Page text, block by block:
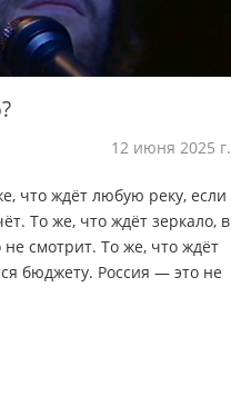
12 июня 2025 г.
что ждёт любую реку, если
То же, что ждёт зеркало, в
смотрит. То же, что ждёт
бюджету. Россия — это не